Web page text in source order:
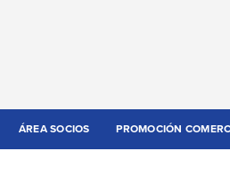
ÁREA SOCIOS PROMOCIÓN